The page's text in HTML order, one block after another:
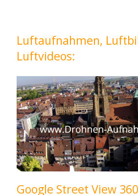
Luftaufnahmen,
Luftvideos:
Google Street View